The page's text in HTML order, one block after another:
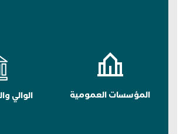
المؤسسات العمومية الوالي